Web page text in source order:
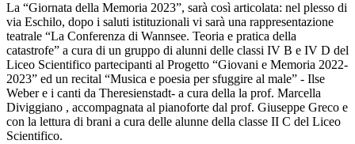
La “Giornata della Memoria 2023”, sarà così articolata: nel plesso di
via Eschilo, dopo i saluti istituzionali vi sarà una rappresentazione
teatrale “La Conferenza di Wannsee. Teoria e pratica della
catastrofe” a cura di un gruppo di alunni delle classi IV B e IV D del
Liceo Scientifico partecipanti al Progetto “Giovani e Memoria 2022-
2023” ed un recital “Musica e poesia per sfuggire al male” - Ilse
Weber e i canti da Theresienstadt- a cura della la prof. Marcella
Diviggiano , accompagnata al pianoforte dal prof. Giuseppe Greco e
con la lettura di brani a cura delle alunne della classe II C del Liceo
Scientifico.